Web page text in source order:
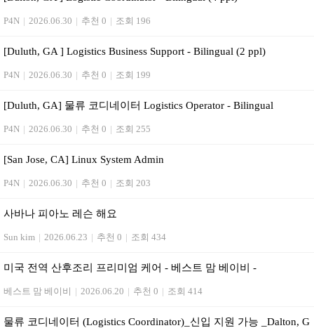
P4N | 2026.06.30 | 추천 0 | 조회 196
[Duluth, GA ] Logistics Business Support - Bilingual (2 ppl)
P4N | 2026.06.30 | 추천 0 | 조회 199
[Duluth, GA] 물류 코디네이터 Logistics Operator - Bilingual
P4N | 2026.06.30 | 추천 0 | 조회 255
[San Jose, CA] Linux System Admin
P4N | 2026.06.30 | 추천 0 | 조회 203
사바나 피아노 레슨 해요
Sun kim | 2026.06.23 | 추천 0 | 조회 434
미국 전역 산후조리 프리미엄 케어 - 베스트 맘 베이비 -
베스트 맘 베이비 | 2026.06.20 | 추천 0 | 조회 414
물류 코디네이터 (Logistics Coordinator)_신입 지원 가능 _Dalton, G